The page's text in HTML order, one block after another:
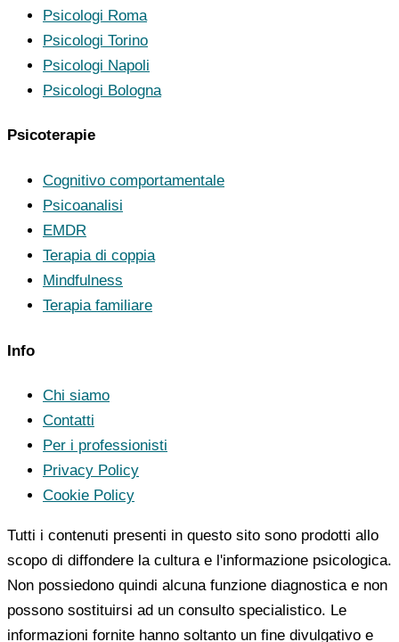
Psicologi Roma
Psicologi Torino
Psicologi Napoli
Psicologi Bologna
Psicoterapie
Cognitivo comportamentale
Psicoanalisi
EMDR
Terapia di coppia
Mindfulness
Terapia familiare
Info
Chi siamo
Contatti
Per i professionisti
Privacy Policy
Cookie Policy
Tutti i contenuti presenti in questo sito sono prodotti allo
scopo di diffondere la cultura e l'informazione psicologica.
Non possiedono quindi alcuna funzione diagnostica e non
possono sostituirsi ad un consulto specialistico. Le
informazioni fornite hanno soltanto un fine divulgativo e